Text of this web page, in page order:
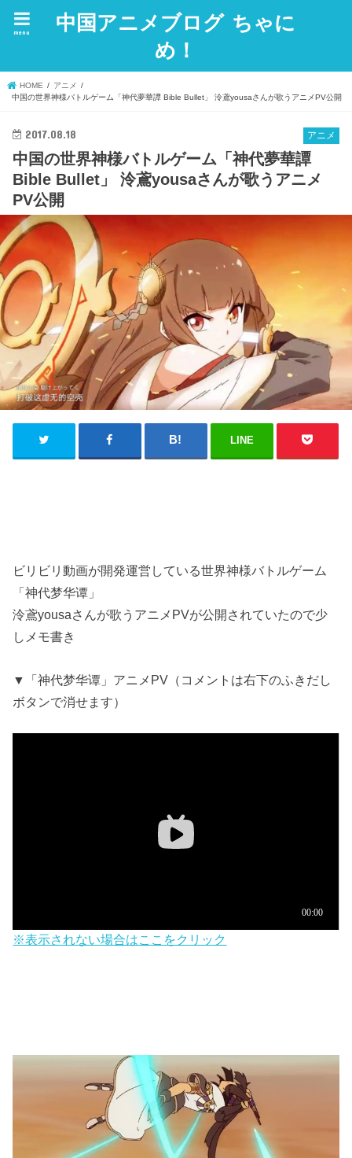
中国アニメブログ ちゃに
め！
menu
HOME
アニメ
中国の世界神様バトルゲーム「神代夢華譚 Bible Bullet」 泠鳶yousaさんが歌うアニメPV公開
アニメ
2017.08.18
中国の世界神様バトルゲーム「神代夢華譚
Bible Bullet」 泠鳶yousaさんが歌うアニメ
PV公開
LINE
ビリビリ動画が開発運営している世界神様バトルゲーム
「神代梦华谭」
泠鳶yousaさんが歌うアニメPVが公開されていたので少
しメモ書き
▼「神代梦华谭」アニメPV（コメントは右下のふきだし
ボタンで消せます）
※表示されない場合はここをクリック